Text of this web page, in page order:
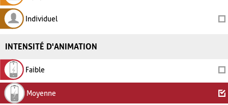
Individuel
INTENSITÉ D'ANIMATION
Faible
Moyenne